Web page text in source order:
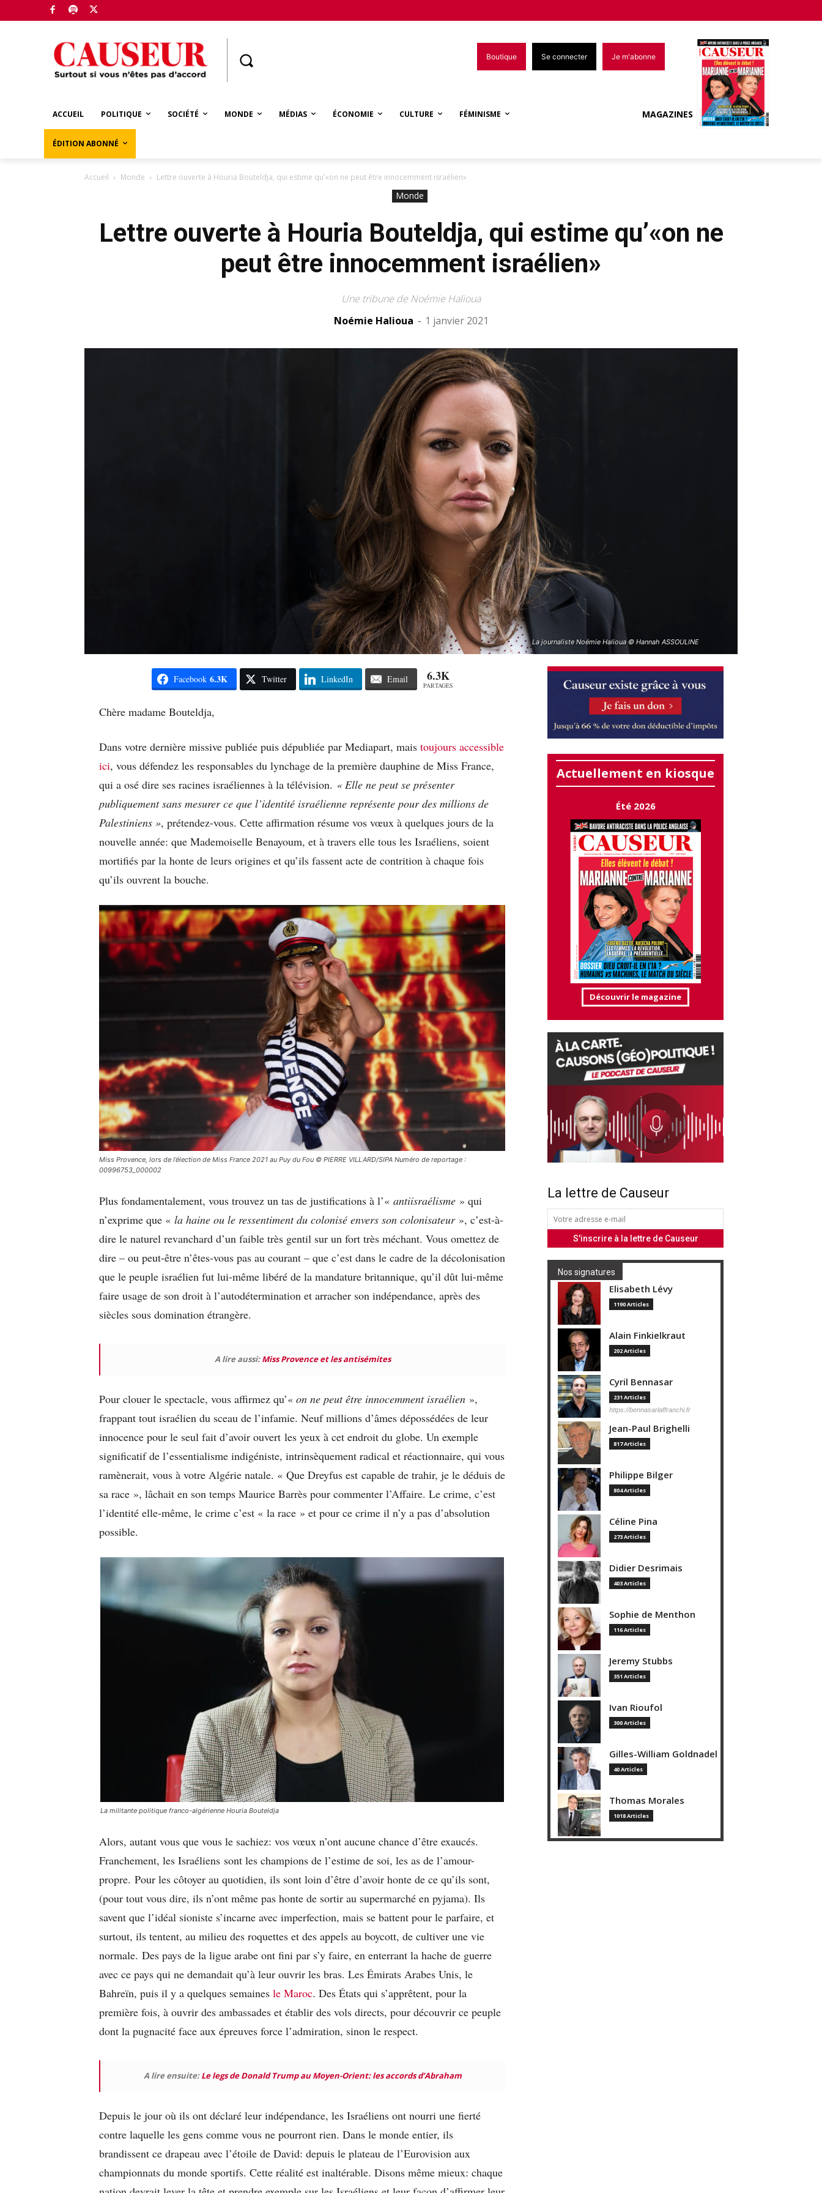
Boutique Se connecter Je m'abonne
ACCUEIL POLITIQUE SOCIÉTÉ MONDE MÉDIAS ÉCONOMIE CULTURE FÉMINISME
ÉDITION ABONNÉ
MAGAZINES
Accueil Monde Lettre ouverte à Houria Bouteldja, qui estime qu’«on ne peut être innocemment israélien»
Monde
Lettre ouverte à Houria Bouteldja, qui estime qu’«on ne
peut être innocemment israélien»
Une tribune de Noémie Halioua
Noémie Halioua - 1 janvier 2021
La journaliste Noémie Halioua © Hannah ASSOULINE
Facebook 6.3K Twitter LinkedIn Email 6.3K
PARTAGES
Chère madame Bouteldja,
Dans votre dernière missive publiée puis dépubliée par Mediapart, mais toujours accessible
ici, vous défendez les responsables du lynchage de la première dauphine de Miss France,
qui a osé dire ses racines israéliennes à la télévision. « Elle ne peut se présenter
publiquement sans mesurer ce que l’identité israélienne représente pour des millions de
Palestiniens », prétendez-vous. Cette affirmation résume vos vœux à quelques jours de la
nouvelle année: que Mademoiselle Benayoum, et à travers elle tous les Israéliens, soient
mortifiés par la honte de leurs origines et qu’ils fassent acte de contrition à chaque fois
qu’ils ouvrent la bouche.
Miss Provence, lors de l’élection de Miss France 2021 au Puy du Fou © PIERRE VILLARD/SIPA Numéro de reportage :
00996753_000002
Plus fondamentalement, vous trouvez un tas de justifications à l’« antiisraélisme » qui
n’exprime que « la haine ou le ressentiment du colonisé envers son colonisateur», c’est-à-
dire le naturel revanchard d’un faible très gentil sur un fort très méchant. Vous omettez de
dire – ou peut-être n’êtes-vous pas au courant – que c’est dans le cadre de la décolonisation
que le peuple israélien fut lui-même libéré de la mandature britannique, qu’il dût lui-même
faire usage de son droit à l’autodétermination et arracher son indépendance, après des
siècles sous domination étrangère.
A lire aussi:Miss Provence et les antisémites
Pour clouer le spectacle, vous affirmez qu’« on ne peut être innocemment israélien »,
frappant tout israélien du sceau de l’infamie. Neuf millions d’âmes dépossédées de leur
innocence pour le seul fait d’avoir ouvert les yeux à cet endroit du globe. Un exemple
significatif de l’essentialisme indigéniste, intrinsèquement radical et réactionnaire, qui vous
ramènerait, vous à votre Algérie natale. « Que Dreyfus est capable de trahir, je le déduis de
sa race », lâchait en son temps Maurice Barrès pour commenter l’Affaire. Le crime, c’est
l’identité elle-même, le crime c’est « la race » et pour ce crime il n’y a pas d’absolution
possible.
La militante politique franco-algérienne Houria Bouteldja
Alors, autant vous que vous le sachiez: vos vœux n’ont aucune chance d’être exaucés.
Franchement, les Israéliens sont les champions de l’estime de soi, les as de l’amour-
propre. Pour les côtoyer au quotidien, ils sont loin d’être d’avoir honte de ce qu’ils sont,
(pour tout vous dire, ils n’ont même pas honte de sortir au supermarché en pyjama). Ils
savent que l’idéal sioniste s’incarne avec imperfection, mais se battent pour le parfaire, et
surtout, ils tentent, au milieu des roquettes et des appels au boycott, de cultiver une vie
normale. Des pays de la ligue arabe ont fini par s’y faire, en enterrant la hache de guerre
avec ce pays qui ne demandait qu’à leur ouvrir les bras. Les Émirats Arabes Unis, le
Bahreïn, puis il y a quelques semaines le Maroc. Des États qui s’apprêtent, pour la
première fois, à ouvrir des ambassades et établir des vols directs, pour découvrir ce peuple
dont la pugnacité face aux épreuves force l’admiration, sinon le respect.
A lire ensuite:Le legs de Donald Trump au Moyen-Orient: les accords d’Abraham
Depuis le jour où ils ont déclaré leur indépendance, les Israéliens ont nourri une fierté
contre laquelle les gens comme vous ne pourront rien. Dans le monde entier, ils
brandissent ce drapeau avec l’étoile de David: depuis le plateau de l’Eurovision aux
championnats du monde sportifs. Cette réalité est inaltérable. Disons même mieux: chaque
Actuellement en kiosque
Été 2026
Découvrir le magazine
La lettre de Causeur
Nos signatures
Elisabeth Lévy
1190 Articles
Alain Finkielkraut
202 Articles
Cyril Bennasar
231 Articles
https://bennasarlaffranchi.fr
Jean-Paul Brighelli
817 Articles
Philippe Bilger
804 Articles
Céline Pina
273 Articles
Didier Desrimais
403 Articles
Sophie de Menthon
116 Articles
Jeremy Stubbs
351 Articles
Ivan Rioufol
300 Articles
Gilles-William Goldnadel
40 Articles
Thomas Morales
1018 Articles